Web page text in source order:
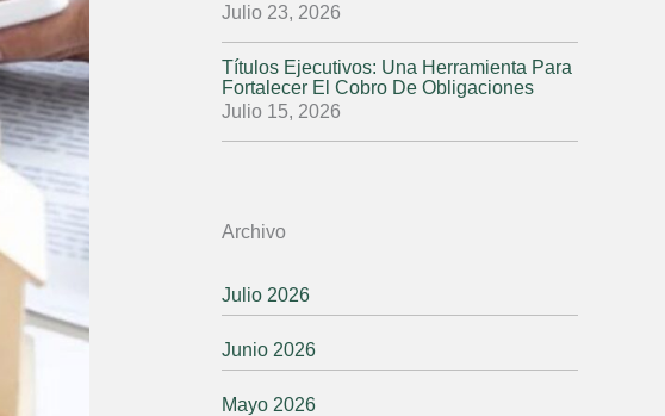
Julio 23, 2026
Títulos Ejecutivos: Una Herramienta Para
Fortalecer El Cobro De Obligaciones
Julio 15, 2026
Archivo
Julio 2026
Junio 2026
Mayo 2026